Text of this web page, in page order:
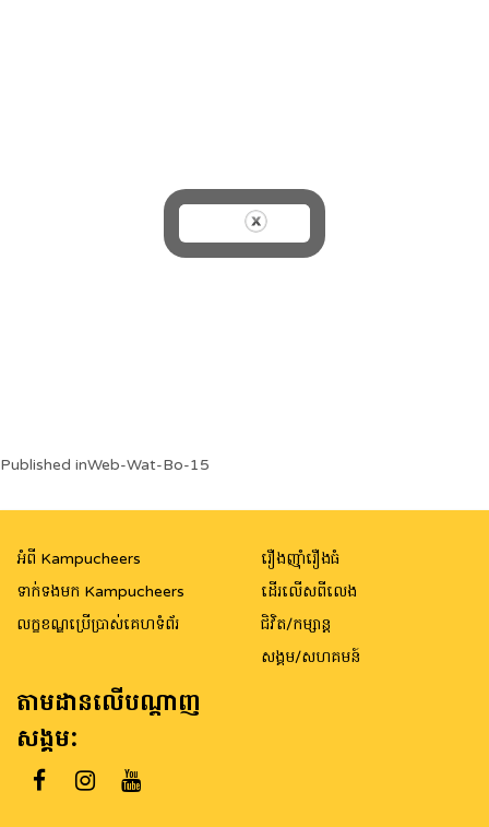
Post
navigation
Published inWeb-Wat-Bo-15
អំពី Kampucheers
ទាក់ទងមក Kampucheers
លក្ខខណ្ឌប្រើប្រាស់គេហទំព័រ
រឿងញ៉ាំរឿងធំ
ដើរលើសពីលេង
ជិវិត/កម្សាន្ត
សង្គម/សហគមន៍
តាមដានលើបណ្តាញ
សង្គម: